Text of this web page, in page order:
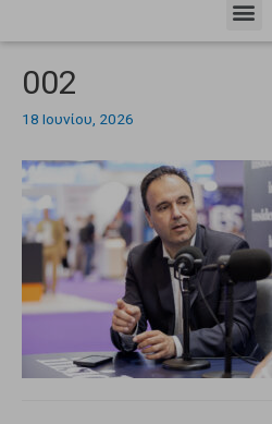
002
18 Ιουνίου, 2026